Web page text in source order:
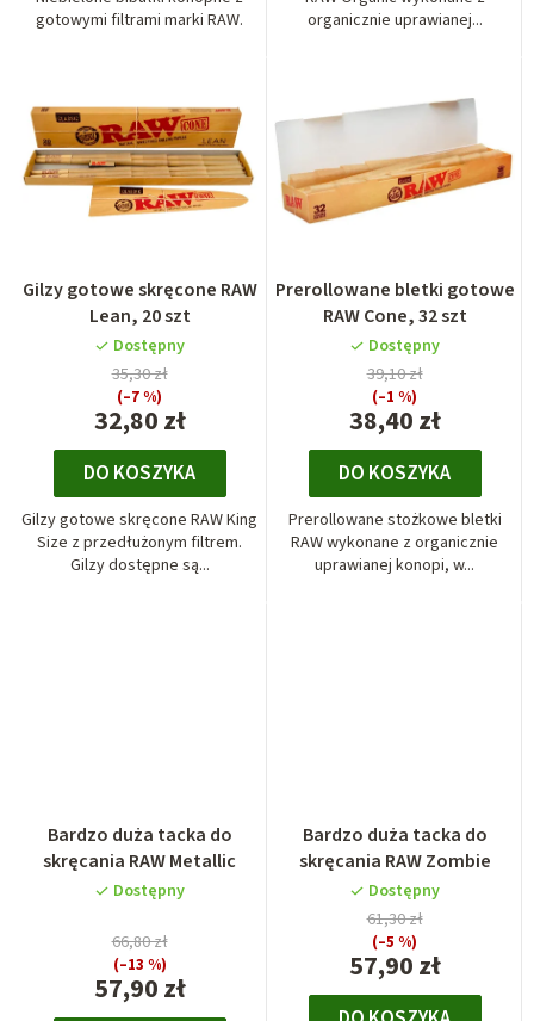
gotowymi filtrami marki RAW.
organicznie uprawianej...
Gilzy gotowe skręcone RAW
Lean, 20 szt
Dostępny
32,80 zł
35,30 zł
(–7 %)
DO KOSZYKA
Gilzy gotowe skręcone RAW King
Size z przedłużonym filtrem.
Gilzy dostępne są...
Prerollowane bletki gotowe
RAW Cone, 32 szt
Dostępny
38,40 zł
39,10 zł
(–1 %)
DO KOSZYKA
Prerollowane stożkowe bletki
RAW wykonane z organicznie
uprawianej konopi, w...
Bardzo duża tacka do
skręcania RAW Metallic
Dostępny
57,90 zł
66,80 zł
(–13 %)
Bardzo duża tacka do
skręcania RAW Zombie
Dostępny
57,90 zł
61,30 zł
(–5 %)